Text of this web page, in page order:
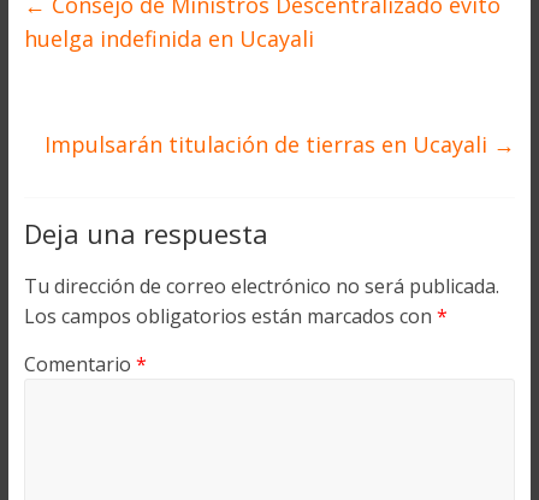
huelga indefinida en Ucayali
Impulsarán titulación de tierras en Ucayali →
Deja una respuesta
Tu dirección de correo electrónico no será publicada.
Los campos obligatorios están marcados con *
Comentario *